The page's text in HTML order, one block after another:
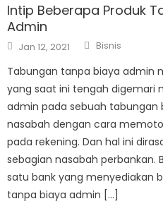
Intip Beberapa Produk
Admin
Posted
on
Jan 12, 2021 Author
Bisnis
Tabungan tanpa biaya admin
yang saat ini tengah digemari
admin pada sebuah tabungan
nasabah dengan cara
pada rekening. Dan hal ini
sebagian nasabah perbankan.
satu bank yang menyediakan
tanpa biaya admin […]